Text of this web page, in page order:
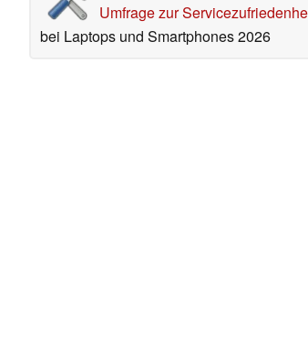
Umfrage zur
bei Laptops und Smartphones 2026